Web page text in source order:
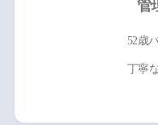
管
52歳
丁寧